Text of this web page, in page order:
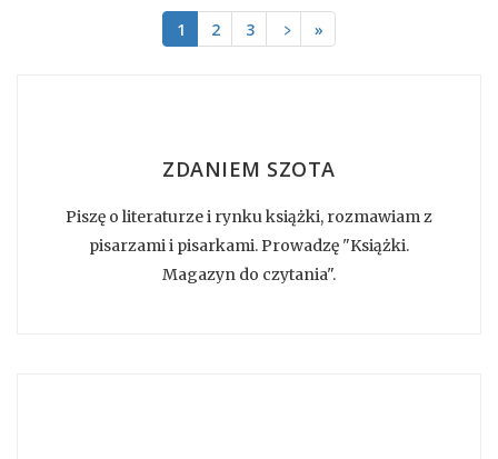
1 2 3 ﹥ »
ZDANIEM SZOTA
Piszę o literaturze i rynku książki, rozmawiam z
pisarzami i pisarkami. Prowadzę "Książki.
Magazyn do czytania".